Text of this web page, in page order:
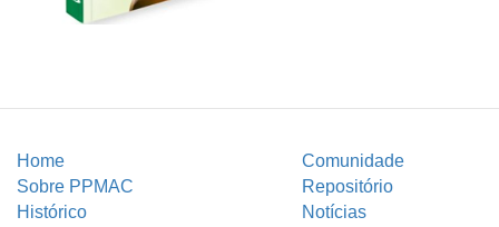
Home
Comunidade
Sobre PPMAC
Repositório
Histórico
Notícias